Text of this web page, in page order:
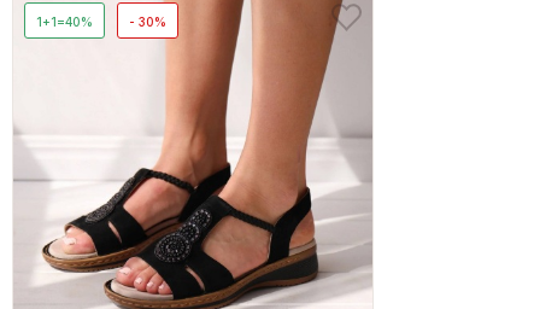
1+1=40% - 30%